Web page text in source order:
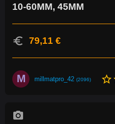
10-60MM, 45MM
euro 79,11 €
M millmatpro_42 (2096) star_border
photo_camera